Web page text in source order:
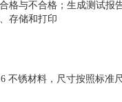
格与不合格；生成测试报
存储和打印
不锈材料，尺寸按照标准